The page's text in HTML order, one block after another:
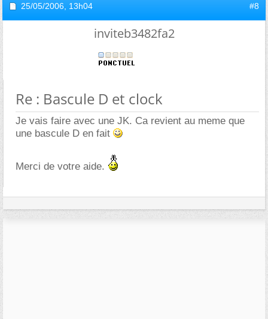
25/05/2006, 13h04 #8
inviteb3482fa2
Re : Bascule D et clock
Je vais faire avec une JK. Ca revient au meme que
une bascule D en fait
Merci de votre aide.